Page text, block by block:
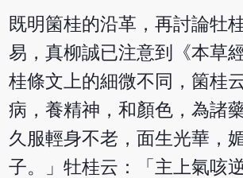
既明箘桂的沿革，再討論牡
易，真柳誠已注意到《本草
桂條文上的細微不同，箘桂
病，養精神，和顏色，為諸
久服輕身不老，面生光華，
子。」牡桂云：「主上氣咳